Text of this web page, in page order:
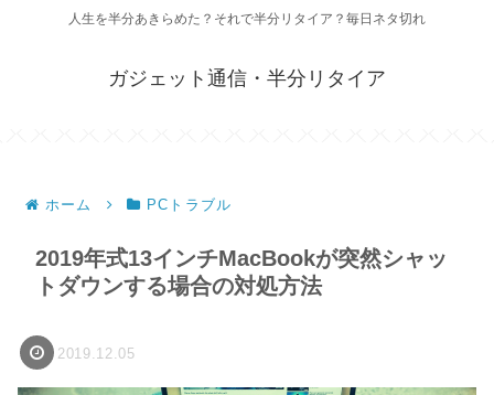
人生を半分あきらめた？それで半分リタイア？毎日ネタ切れ
ガジェット通信・半分リタイア
ホーム PCトラブル
2019年式13インチMacBookが突然シャッ
トダウンする場合の対処方法
2019.12.05